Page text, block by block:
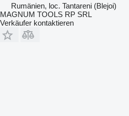
Rumänien, loc. Tantareni (Blejoi)
MAGNUM TOOLS RP SRL
Verkäufer kontaktieren